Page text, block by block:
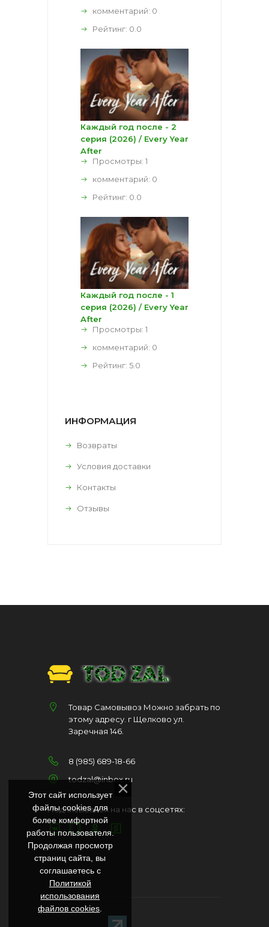
комментарий: 0
Рейтинг: 0.0
Каждый год после - 2
серия (2026) / Every Year
After
Просмотры: 1
комментарий: 0
Рейтинг: 0.0
Каждый год после - 1
серия (2026) / Every Year
After
Просмотры: 1
комментарий: 0
Рейтинг: 5.0
ИНФОРМАЦИЯ
Возвраты
Условия доставки
Контакты
Отзывы
Товар Самовывоз Можно забрать по
этому адресу. г Щелково ул.
Заречная 146.
8 (985) 689-18-66
todzal@inbox.ru
Подписывайся на нас в соцсетях:
Этот сайт использует
файлы cookies для
более комфортной
работы пользователя.
Продолжая просмотр
страниц сайта, вы
соглашаетесь с
Политикой
использования
файлов cookies